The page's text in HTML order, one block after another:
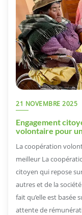
21 NOVEMBRE 2025
Engagement
volontaire pour
La coopération
meilleur La
citoyen qui repose
autres et de la
fait qu’elle est basée
attente de